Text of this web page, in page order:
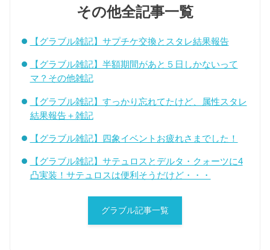
その他全記事一覧
【グラブル雑記】サプチケ交換とスタレ結果報告
【グラブル雑記】半額期間があと５日しかないって
マ？その他雑記
【グラブル雑記】すっかり忘れてたけど、属性スタレ
結果報告＋雑記
【グラブル雑記】四象イベントお疲れさまでした！
【グラブル雑記】サテュロスとデルタ・クォーツに4
凸実装！サテュロスは便利そうだけど・・・
グラブル記事一覧